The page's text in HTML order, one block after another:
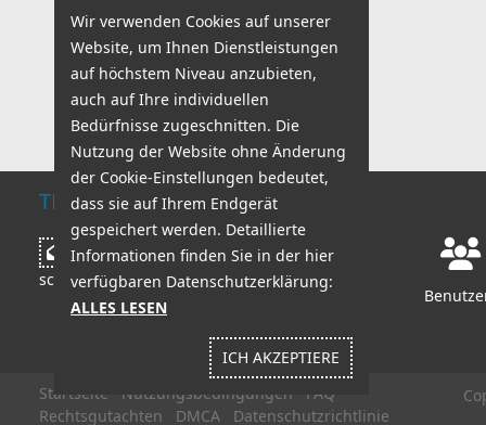
TECHNISCHER SUPPORT
Nachricht
schreiben
Arbeitszeiten:
Mo - Fr: 8:00 - 18:00
Sa - So: 8:00 - 14:00
Startseite Nutzungsbedingungen
FAQ
Rechtsgutachten
DMCA Datenschutzrichtlinie
Wir verwenden Cookies auf unserer
Website, um Ihnen Dienstleistungen
auf höchstem Niveau anzubieten,
auch auf Ihre individuellen
Bedürfnisse zugeschnitten. Die
Nutzung der Website ohne Änderung
der Cookie-Einstellungen bedeutet,
dass sie auf Ihrem Endgerät
gespeichert werden. Detaillierte
Informationen finden Sie in der hier
verfügbaren Datenschutzerklärung:
ALLES LESEN
ICH AKZEPTIERE